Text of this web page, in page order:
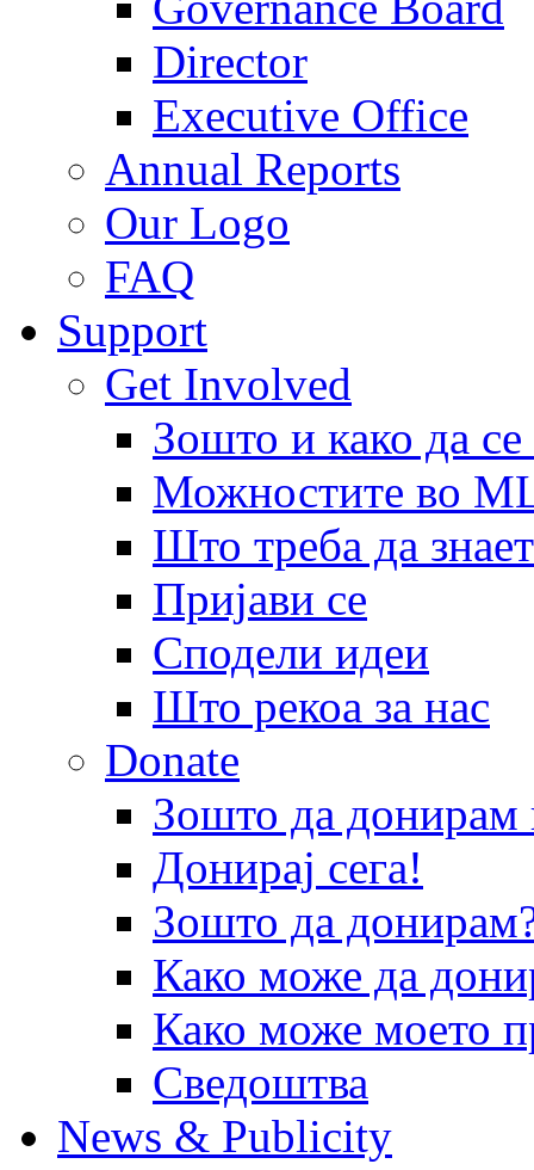
Director
Executive Office
Annual Reports
Our Logo
FAQ
Support
Get Involved
Зошто и како да
Можностите во
Што треба да
Пријави се
Сподели идеи
Што рекоа за нас
Donate
Зошто да
Донирај сега!
Зошто да
Како може да
Како може моето
Сведоштва
News & Publicity